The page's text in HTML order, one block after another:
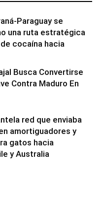
Paraguay se
una ruta estratégica
cocaína hacia
Busca Convertirse
Contra Maduro En
red que enviaba
amortiguadores y
gatos hacia
y Australia